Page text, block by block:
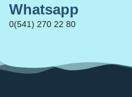
Whatsapp
0(541) 270 22 80